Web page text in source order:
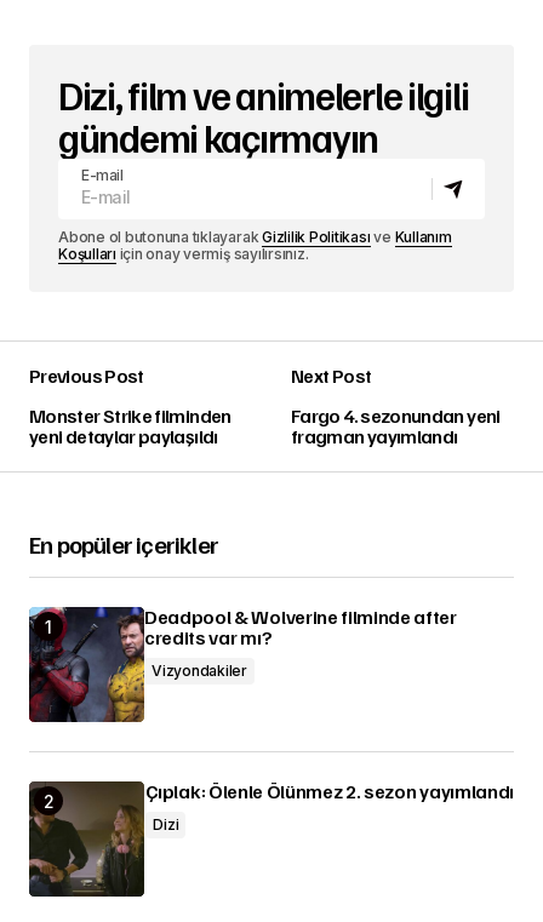
Dizi, film ve animelerle ilgili
gündemi kaçırmayın
E-mail
Abone ol butonuna tıklayarakGizlilik Politikası ve Kullanım
Koşulları için onay vermiş sayılırsınız.
Previous Post
Monster Strike filminden
yeni detaylar paylaşıldı
Next Post
Fargo 4. sezonundan yeni
fragman yayımlandı
En popüler içerikler
Deadpool & Wolverine filminde after
credits var mı?
Vizyondakiler
Çıplak: Ölenle Ölünmez 2. sezon yayımlandı
Dizi